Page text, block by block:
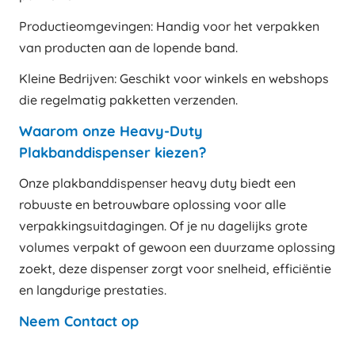
Productieomgevingen: Handig voor het verpakken
van producten aan de lopende band.
Kleine Bedrijven: Geschikt voor winkels en webshops
die regelmatig pakketten verzenden.
Waarom onze Heavy-Duty
Plakbanddispenser kiezen?
Onze plakbanddispenser heavy duty biedt een
robuuste en betrouwbare oplossing voor alle
verpakkingsuitdagingen. Of je nu dagelijks grote
volumes verpakt of gewoon een duurzame oplossing
zoekt, deze dispenser zorgt voor snelheid, efficiëntie
en langdurige prestaties.
Neem Contact op